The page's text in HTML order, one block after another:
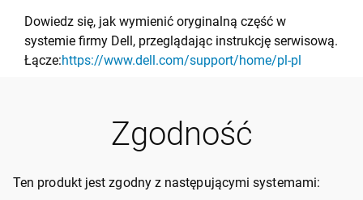
Dowiedz się, jak wymienić oryginalną część w
systemie firmy Dell, przeglądając instrukcję serwisową.
Łącze:https://www.dell.com/support/home/pl-pl
Zgodność
Ten produkt jest zgodny z następującymi systemami: